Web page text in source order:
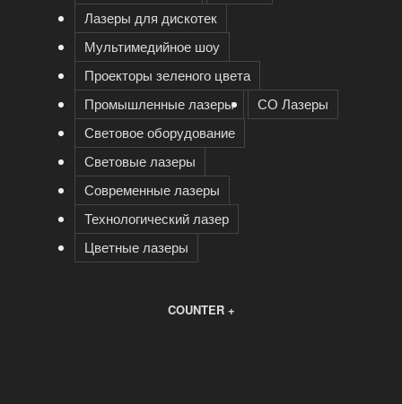
Лазеры для дискотек
Мультимедийное шоу
Проекторы зеленого цвета
Промышленные лазеры
СО Лазеры
Световое оборудование
Световые лазеры
Современные лазеры
Технологический лазер
Цветные лазеры
COUNTER +